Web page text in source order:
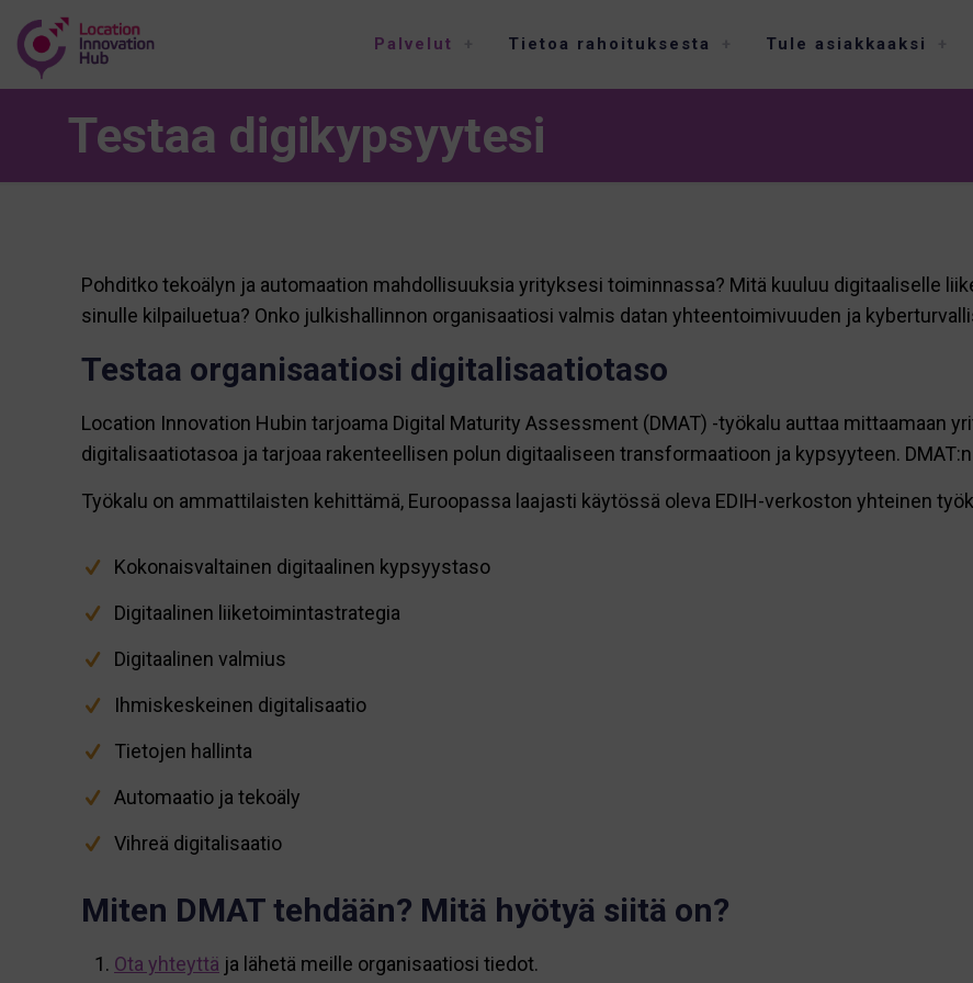
Palvelut Tietoa rahoituksesta Tule asiakkaaksi
Testaa digikypsyytesi
Pohditko tekoälyn ja automaation mahdollisuuksia yrityksesi toiminnassa? Mitä kuuluu digitaaliselle
sinulle kilpailuetua? Onko julkishallinnon organisaatiosi valmis datan yhteentoimivuuden ja
Testaa organisaatiosi digitalisaatiotaso
Location Innovation Hubin tarjoama Digital Maturity Assessment (DMAT) -työkalu auttaa mittaamaan
digitalisaatiotasoa ja tarjoaa rakenteellisen polun digitaaliseen transformaatioon ja kypsyyteen.
Työkalu on ammattilaisten kehittämä, Euroopassa laajasti käytössä oleva EDIH-verkoston yhteinen
Kokonaisvaltainen digitaalinen kypsyystaso
Digitaalinen liiketoimintastrategia
Digitaalinen valmius
Ihmiskeskeinen digitalisaatio
Tietojen hallinta
Automaatio ja tekoäly
Vihreä digitalisaatio
Miten DMAT tehdään? Mitä hyötyä siitä on?
Ota yhteyttä ja lähetä meille organisaatiosi tiedot.